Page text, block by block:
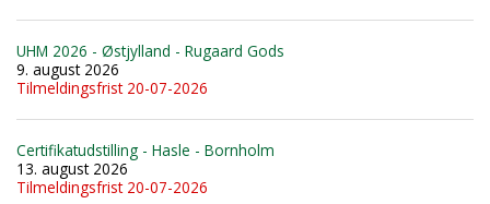
UHM 2026 - Østjylland - Rugaard Gods
9. august 2026
Tilmeldingsfrist 20-07-2026
Certifikatudstilling - Hasle - Bornholm
13. august 2026
Tilmeldingsfrist 20-07-2026